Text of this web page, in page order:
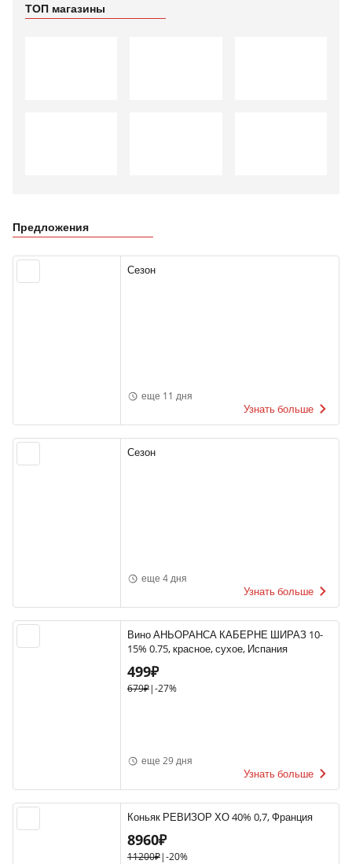
ТОП магазины
Предложения
Сезон
еще 11 дня
Узнать больше
Сезон
еще 4 дня
Узнать больше
Вино АНЬОРАНСА КАБЕРНЕ ШИРАЗ 10-
15% 0.75, красное, сухое, Испания
499₽
679₽|-27%
еще 29 дня
Узнать больше
Коньяк РЕВИЗОР ХО 40% 0,7, Франция
8960₽
11200₽|-20%